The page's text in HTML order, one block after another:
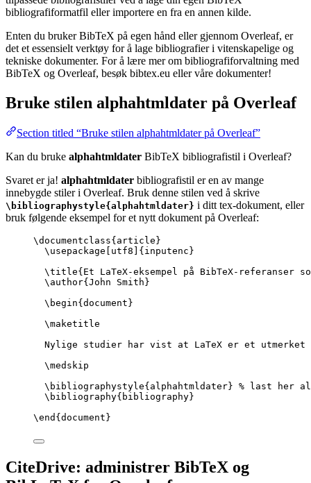
bibliografiformatfil eller importere en fra en annen kilde.
Enten du bruker BibTeX på egen hånd eller gjennom Overleaf, er
det et essensielt verktøy for å lage bibliografier i vitenskapelige og
tekniske dokumenter. For å lære mer om bibliografiforvaltning med
BibTeX og Overleaf, besøk bibtex.eu eller våre dokumenter!
Bruke stilen alphahtmldater på Overleaf
Section titled “Bruke stilen alphahtmldater på Overleaf”
Kan du bruke alphahtmldater BibTeX bibliografistil i Overleaf?
Svaret er ja! alphahtmldater bibliografistil er en av mange
innebygde stiler i Overleaf. Bruk denne stilen ved å skrive
\bibliographystyle{alphahtmldater} i ditt tex-dokument, eller
bruk følgende eksempel for et nytt dokument på Overleaf:
\documentclass{ article }
\usepackage
utf8 ]{ inputenc }
\title{Et LaTeX-eksempel på BibTeX-
\author{John Smith}
\begin{ document }
\maketitle
Nylige studier har vist at LaTeX er et utmerket
\medskip
\bibliographystyle{alphahtmldater} % last her
\bibliography{bibliography}
\end { document }
CiteDrive: administrer BibTeX og